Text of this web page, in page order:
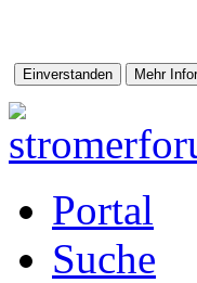
Portal
Suche